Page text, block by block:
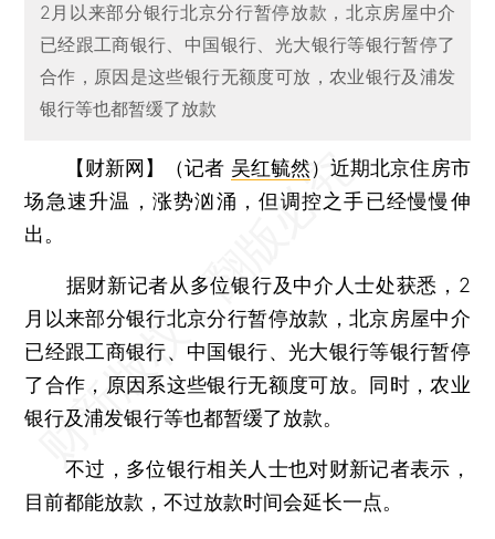
2月以来部分银行北京分行暂停放款，北京房屋中介
已经跟工商银行、中国银行、光大银行等银行暂停了
合作，原因是这些银行无额度可放，农业银行及浦发
银行等也都暂缓了放款
【财新网】（记者 吴红毓然）近期北京住房市
场急速升温，涨势汹涌，但调控之手已经慢慢伸
出。
据财新记者从多位银行及中介人士处获悉，2
月以来部分银行北京分行暂停放款，北京房屋中介
已经跟工商银行、中国银行、光大银行等银行暂停
了合作，原因系这些银行无额度可放。同时，农业
银行及浦发银行等也都暂缓了放款。
不过，多位银行相关人士也对财新记者表示，
目前都能放款，不过放款时间会延长一点。